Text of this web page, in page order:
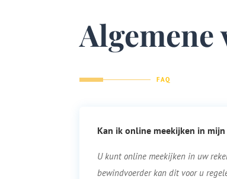
Algemene
FAQ
Kan ik online meekijken in
U kunt online meekijken in uw
bewindvoerder kan dit voor u